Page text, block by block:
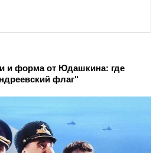
и форма от Юдашкина: где
флаг"